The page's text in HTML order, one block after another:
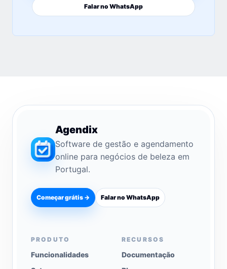
Falar no WhatsApp
Agendix
Software de gestão e agendamento
online para negócios de beleza em
Portugal.
Começar grátis → Falar no WhatsApp
PRODUTO
Funcionalidades
RECURSOS
Documentação